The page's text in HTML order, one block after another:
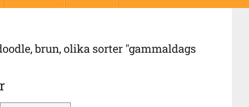
brun, olika sorter "gammaldags